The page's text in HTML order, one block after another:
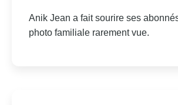
Anik Jean a fait sourire ses
photo familiale rarement vue.